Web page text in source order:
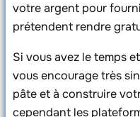
votre argent pour
prétendent rendre
Si vous avez le temps
vous encourage très
pâte et à construire
cependant les